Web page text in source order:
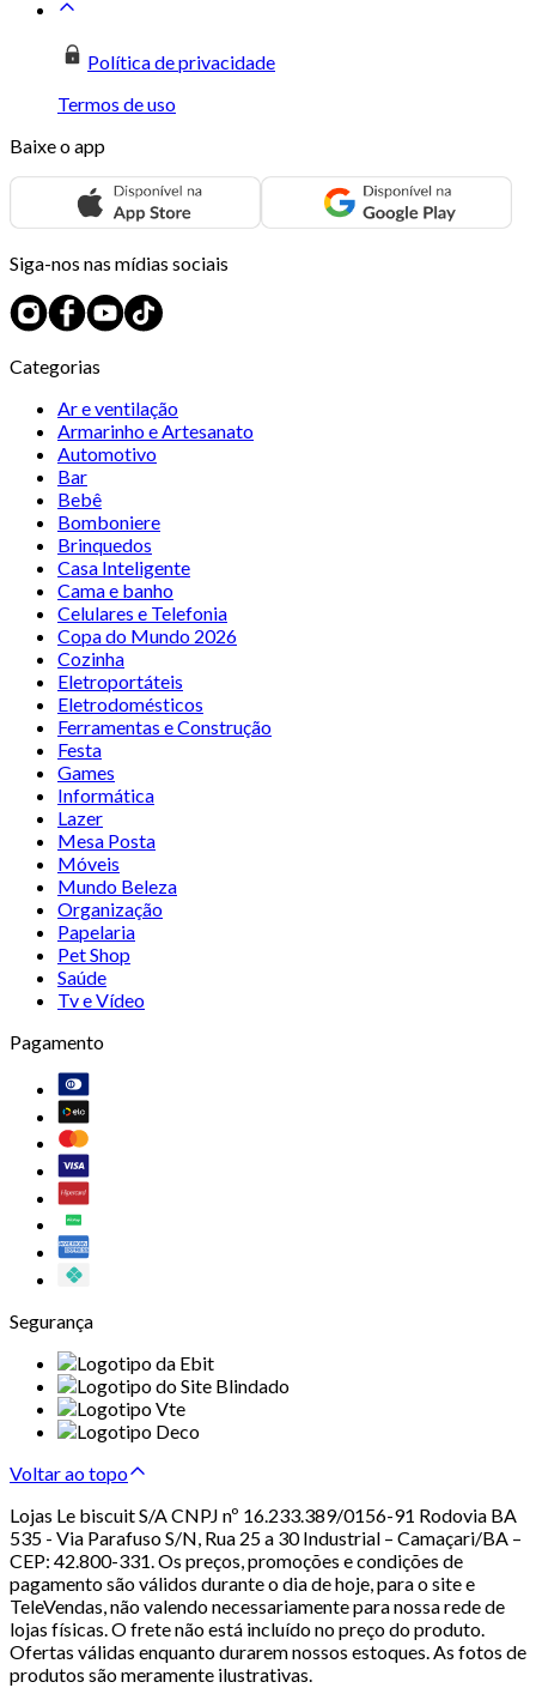
Política de privacidade
Termos de uso
Baixe o app
Siga-nos nas mídias sociais
Categorias
Ar e ventilação
Armarinho e Artesanato
Automotivo
Bar
Bebê
Bomboniere
Brinquedos
Casa Inteligente
Cama e banho
Celulares e Telefonia
Copa do Mundo 2026
Cozinha
Eletroportáteis
Eletrodomésticos
Ferramentas e Construção
Festa
Games
Informática
Lazer
Mesa Posta
Móveis
Mundo Beleza
Organização
Papelaria
Pet Shop
Saúde
Tv e Vídeo
Pagamento
Segurança
Voltar ao topo
Lojas Le biscuit S/A CNPJ nº 16.233.389/0156-91 Rodovia BA
535 - Via Parafuso S/N, Rua 25 a 30 Industrial – Camaçari/BA –
CEP: 42.800-331. Os preços, promoções e condições de
pagamento são válidos durante o dia de hoje, para o site e
TeleVendas, não valendo necessariamente para nossa rede de
lojas físicas. O frete não está incluído no preço do produto.
Ofertas válidas enquanto durarem nossos estoques. As fotos de
produtos são meramente ilustrativas.